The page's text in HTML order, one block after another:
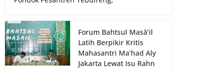
Forum Bahtsul Masā’il
Latih Berpikir Kritis
Mahasantri Ma’had Aly
Jakarta Lewat Isu Rahn